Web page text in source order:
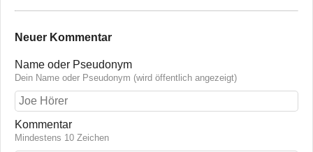
Neuer Kommentar
Name oder Pseudonym
Dein Name oder Pseudonym (wird öffentlich angezeigt)
Kommentar
Mindestens 10 Zeichen